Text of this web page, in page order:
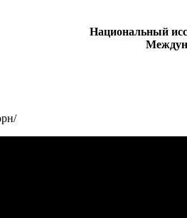
Национальный